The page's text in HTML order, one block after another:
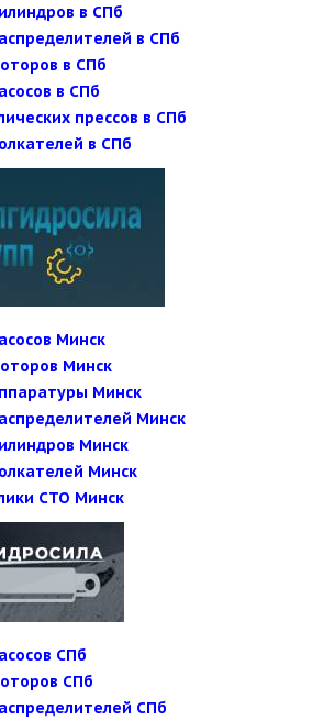
в СПб
в СПб
в СПб
в СПб
прессов в СПб
в СПб
Минск
Минск
Минск
Минск
Минск
Минск
СТО Минск
СПб
СПб
СПб